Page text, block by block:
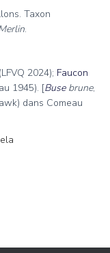
Taxon
.
2024); Faucon
1945). [Busebrune,
dans Comeau